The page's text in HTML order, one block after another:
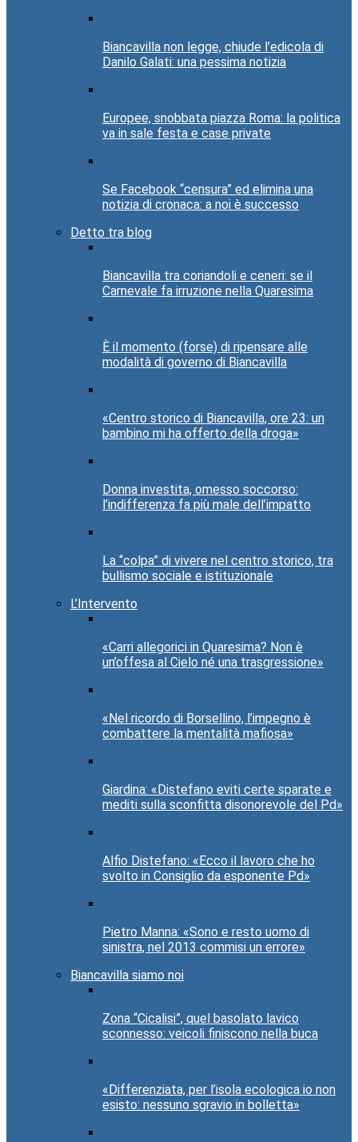
Biancavilla non legge, chiude l’edicola di
Danilo Galati: una pessima notizia
Europee, snobbata piazza Roma: la politica
va in sale festa e case private
Se Facebook “censura” ed elimina una
notizia di cronaca: a noi è successo
Detto tra blog
Biancavilla tra coriandoli e ceneri: se il
Carnevale fa irruzione nella Quaresima
È il momento (forse) di ripensare alle
modalità di governo di Biancavilla
«Centro storico di Biancavilla, ore 23: un
bambino mi ha offerto della droga»
Donna investita, omesso soccorso:
l’indifferenza fa più male dell’impatto
La “colpa” di vivere nel centro storico, tra
bullismo sociale e istituzionale
L’Intervento
«Carri allegorici in Quaresima? Non è
un’offesa al Cielo né una trasgressione»
«Nel ricordo di Borsellino, l’impegno è
combattere la mentalità mafiosa»
Giardina: «Distefano eviti certe sparate e
mediti sulla sconfitta disonorevole del Pd»
Alfio Distefano: «Ecco il lavoro che ho
svolto in Consiglio da esponente Pd»
Pietro Manna: «Sono e resto uomo di
sinistra, nel 2013 commisi un errore»
Biancavilla siamo noi
Zona “Cicalisi”, quel basolato lavico
sconnesso: veicoli finiscono nella buca
«Differenziata, per l’isola ecologica io non
esisto: nessuno sgravio in bolletta»